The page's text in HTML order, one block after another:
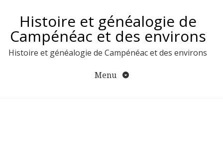
contenuHistoire et généalogie de
Campénéac et des environs
Histoire et généalogie de Campénéac et des environs
Menu